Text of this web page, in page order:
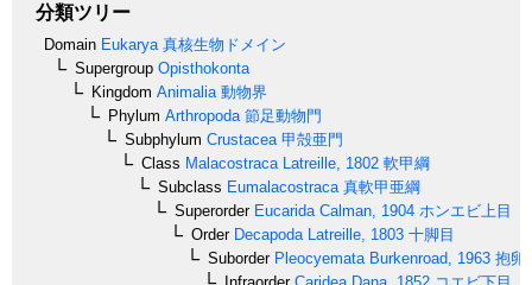
分類ツリー
Domain Eukarya 真核生物ドメイン
Supergroup Opisthokonta
Kingdom Animalia 動物界
Phylum Arthropoda 節足動物門
Subphylum Crustacea 甲殻亜門
Class Malacostraca Latreille, 1802 軟甲綱
Subclass Eumalacostraca 真軟甲亜綱
SuperorderEucarida Calman, 1904 ホンエビ上目
OrderDecapoda Latreille, 1803 十脚目
SuborderPleocyemata Burkenroad, 1963 抱卵